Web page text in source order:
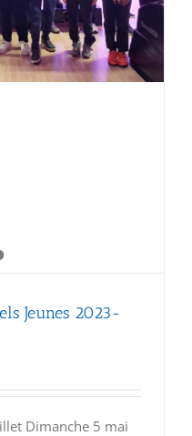
Jeunes 2023-
Dimanche 5 mai